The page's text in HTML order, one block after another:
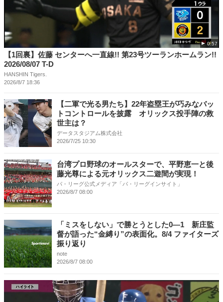
0:57
【1回裏】佐藤 センターへ一直線!! 第23号ツーランホームラン!!
2026/08/07 T-D
HANSHIN Tigers.
2026/8/7 18:36
【二軍で光る男たち】22年盗塁王が巧みなバッ
トコントロールを披露 オリックス投手陣の救
世主は？
データスタジアム株式会社
2026/7/25 10:30
台湾プロ野球のオールスターで、平野恵一と後
藤光尊による元オリックス二遊間が実現！
パ・リーグ公式メディア「パ・リーグインサイト」
2026/8/7 08:00
「ミスをしない」で勝とうとした0―1 新庄監
督が語った“金縛り”の表面化。8/4 ファイターズ
振り返り
note
2026/8/7 08:00